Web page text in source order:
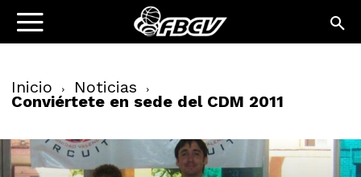
Inicio Noticias
Conviértete en sede del CDM 2011